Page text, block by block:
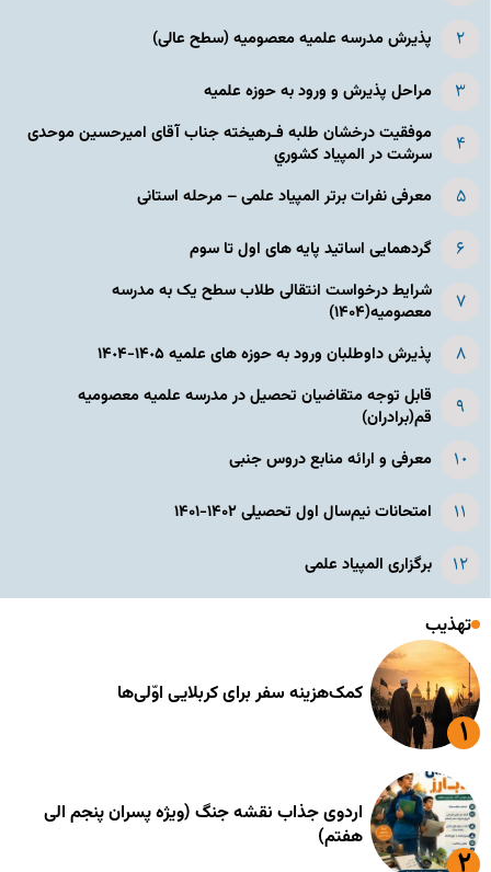
پذیرش مدرسه علمیه معصومیه‌ (سطح عالی)
مراحل پذیرش و ورود به حوزه علمیه
موفقیت درخشان طلبه فـرهیخته جناب آقای امیرحسین موحدی
سرشت در المپياد كشوري
معرفی نفرات برتر المپیاد علمی – مرحله استانی
گردهمایی اساتید پایه های اول تا سوم
شرایط درخواست انتقالی طلاب سطح یک به مدرسه
معصومیه(۱۴۰۴)
پذیرش داوطلبان ورود به حوزه های علمیه ١۴٠۵-١۴٠۴
قابل توجه متقاضیان تحصیل در مدرسه علمیه معصومیه
قم(برادران)
معرفی و ارائه منابع دروس جنبی
امتحانات نیم‌سال اول تحصیلی ۱۴۰۲-۱۴۰۱
برگزاری المپیاد علمی
تهذیب
کمک‌هزینه سفر برای کربلایی اوّلی‌ها
اردوی جذاب نقشه جنگ (ویژه پسران پنجم الی
هفتم)